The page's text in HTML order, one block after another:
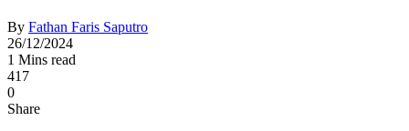
By Fathan Faris Saputro
26/12/2024
1 Mins read
417
0
Share